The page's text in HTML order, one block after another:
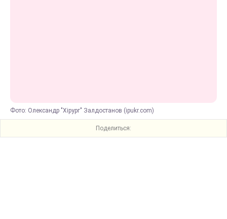
Фото: Олександр "Хірург" Залдостанов (ipukr.com)
Поделиться: